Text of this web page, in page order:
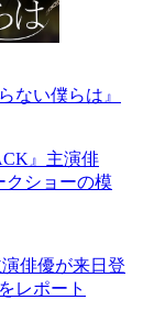
ない僕らは』
俳優が来日登
レポート